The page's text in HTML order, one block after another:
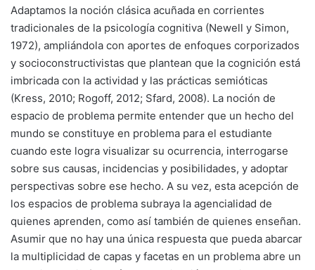
Adaptamos la noción clásica acuñada en corrientes
tradicionales de la psicología cognitiva (Newell y Simon,
1972), ampliándola con aportes de enfoques corporizados
y socioconstructivistas que plantean que la cognición está
imbricada con la actividad y las prácticas semióticas
(Kress, 2010; Rogoff, 2012; Sfard, 2008). La noción de
espacio de problema permite entender que un hecho del
mundo se constituye en problema para el estudiante
cuando este logra visualizar su ocurrencia, interrogarse
sobre sus causas, incidencias y posibilidades, y adoptar
perspectivas sobre ese hecho. A su vez, esta acepción de
los espacios de problema subraya la agencialidad de
quienes aprenden, como así también de quienes enseñan.
Asumir que no hay una única respuesta que pueda abarcar
la multiplicidad de capas y facetas en un problema abre un